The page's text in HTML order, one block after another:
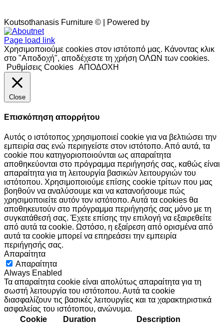
Koutsothanasis Furniture © | Powered by
Page load link
Χρησιμοποιούμε cookies στον ιστότοπό μας. Κάνοντας κλικ
στο "Αποδοχή", αποδέχεστε τη χρήση ΟΛΩΝ των cookies.
Ρυθμίσεις Cookies ΑΠΟΔΟΧΗ
Close
Επισκόπηση απορρήτου
Αυτός ο ιστότοπος χρησιμοποιεί cookie για να βελτιώσει την
εμπειρία σας ενώ περιηγείστε στον ιστότοπο. Από αυτά, τα
cookie που κατηγοριοποιούνται ως απαραίτητα
αποθηκεύονται στο πρόγραμμα περιήγησής σας, καθώς είναι
απαραίτητα για τη λειτουργία βασικών λειτουργιών του
ιστότοπου. Χρησιμοποιούμε επίσης cookie τρίτων που μας
βοηθούν να αναλύσουμε και να κατανοήσουμε πώς
χρησιμοποιείτε αυτόν τον ιστότοπο. Αυτά τα cookies θα
αποθηκευτούν στο πρόγραμμα περιήγησής σας μόνο με τη
συγκατάθεσή σας. Έχετε επίσης την επιλογή να εξαιρεθείτε
από αυτά τα cookie. Ωστόσο, η εξαίρεση από ορισμένα από
αυτά τα cookie μπορεί να επηρεάσει την εμπειρία
περιήγησής σας.
Απαραίτητα
Απαραίτητα
Always Enabled
Τα απαραίτητα cookie είναι απολύτως απαραίτητα για τη
σωστή λειτουργία του ιστότοπου. Αυτά τα cookie
διασφαλίζουν τις βασικές λειτουργίες και τα χαρακτηριστικά
ασφαλείας του ιστότοπου, ανώνυμα.
Cookie
Duration Description